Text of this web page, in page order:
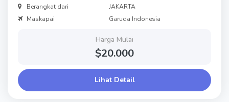
Berangkat dari
JAKARTA
Maskapai
Garuda Indonesia
Harga Mulai
$20.000
Lihat Detail